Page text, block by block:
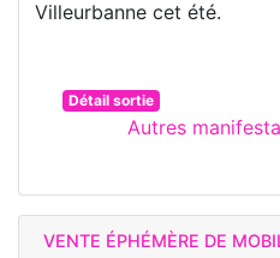
Villeurbanne cet été.
Détail sortie
Autres
VENTE ÉPHÉMÈRE DE